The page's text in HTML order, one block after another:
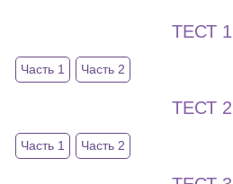
ТЕСТ 1
Часть 1 Часть 2
ТЕСТ 2
Часть 1 Часть 2